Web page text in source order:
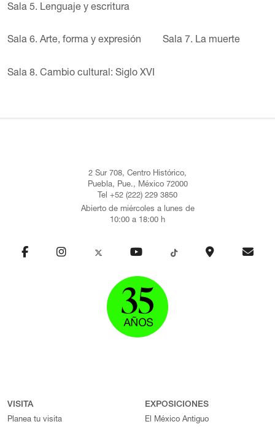
Sala 5. Lenguaje y escritura
Sala 6. Arte, forma y expresión Sala 7. La muerte
Sala 8. Cambio cultural: Siglo XVI
2 Sur 708, Centro Histórico,
Puebla, Pue., México 72000
Tel +52 (222) 229 3850
Abierto de miércoles a lunes de
10:00 a 18:00 h
VISITA
Planea tu visita
EXPOSICIONES
El México Antiguo